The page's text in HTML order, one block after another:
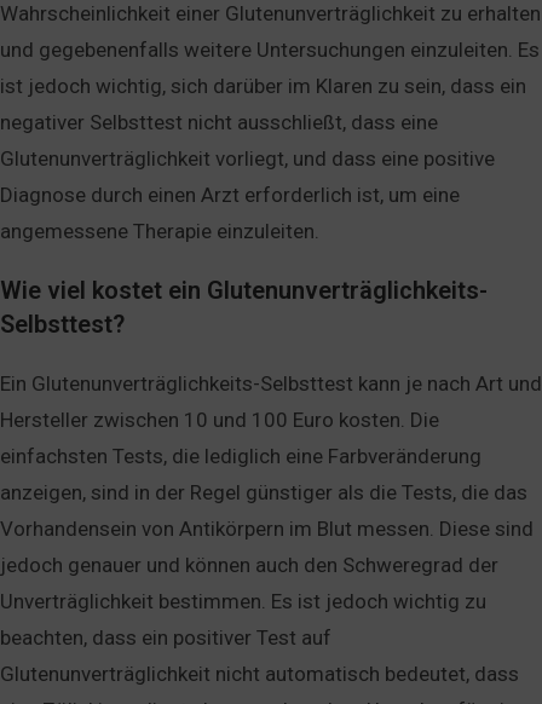
Wahrscheinlichkeit einer Glutenunverträglichkeit zu erhalten
und gegebenenfalls weitere Untersuchungen einzuleiten. Es
ist jedoch wichtig, sich darüber im Klaren zu sein, dass ein
negativer Selbsttest nicht ausschließt, dass eine
Glutenunverträglichkeit vorliegt, und dass eine positive
Diagnose durch einen Arzt erforderlich ist, um eine
angemessene Therapie einzuleiten.
Wie viel kostet ein Glutenunverträglichkeits-
Selbsttest?
Ein Glutenunverträglichkeits-Selbsttest kann je nach Art und
Hersteller zwischen 10 und 100 Euro kosten. Die
einfachsten Tests, die lediglich eine Farbveränderung
anzeigen, sind in der Regel günstiger als die Tests, die das
Vorhandensein von Antikörpern im Blut messen. Diese sind
jedoch genauer und können auch den Schweregrad der
Unverträglichkeit bestimmen. Es ist jedoch wichtig zu
beachten, dass ein positiver Test auf
Glutenunverträglichkeit nicht automatisch bedeutet, dass